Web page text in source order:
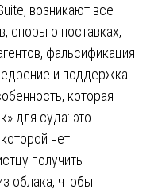
возникают все
споры о поставках,
фальсификация
и поддержка.
которая
для суда: это
нет
получить
облака, чтобы